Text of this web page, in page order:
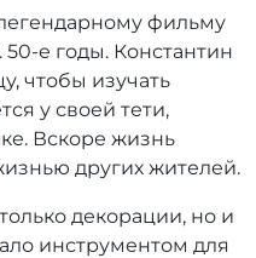
фильму
е годы. Константин
чтобы изучать
у своей тети,
Вскоре жизнь
других жителей.
декорации, но и
инструментом для